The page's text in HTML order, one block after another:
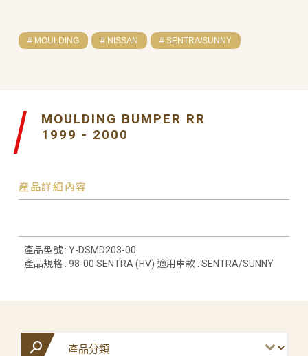
# MOULDING # NISSAN # SENTRA/SUNNY
MOULDING BUMPER RR
1999 - 2000
產品詳細內容
產品型號 : Y-DSMD203-00
產品規格 : 98-00 SENTRA (HV) 適用車款 : SENTRA/SUNNY